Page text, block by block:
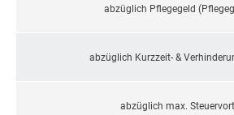
abzüglich Pflegegeld
abzüglich Kurzzeit- &
abzüglich max.